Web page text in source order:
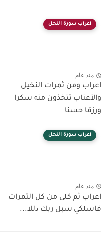
اعراب سورة النحل
منذ عام
اعراب ومن ثمرات النخيل
والأعناب تتخذون منه سكرا
ورزقا حسنا
اعراب سورة النحل
منذ عام
اعراب ثم كلي من كل الثمرات
فاسلكي سبل ربك ذللا...